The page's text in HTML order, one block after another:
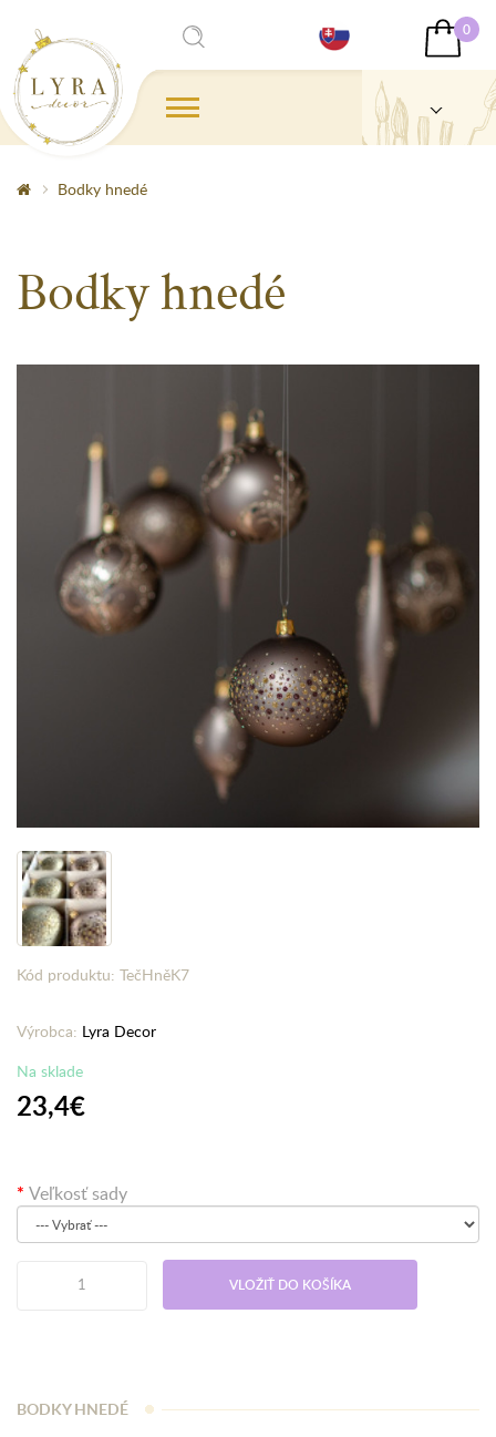
0
Bodky hnedé
Bodky hnedé
Kód produktu: TečHněK7
Výrobca: Lyra Decor
Na sklade
23,4€
Veľkosť sady
VLOŽIŤ DO KOŠÍKA
BODKY HNEDÉ